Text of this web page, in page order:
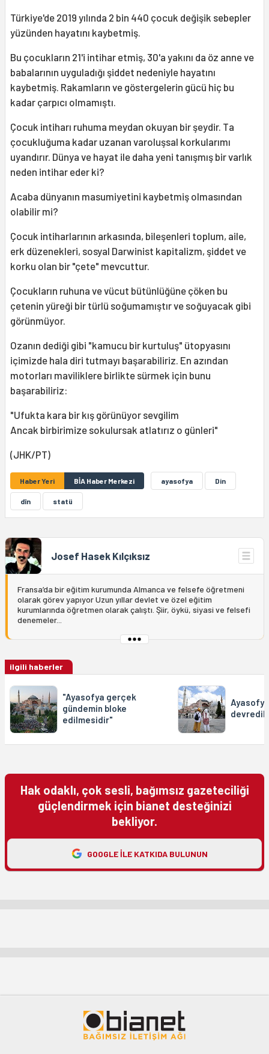
Türkiye'de 2019 yılında 2 bin 440 çocuk değişik sebepler
yüzünden hayatını kaybetmiş.
Bu çocukların 21'i intihar etmiş, 30'a yakını da öz anne ve
babalarının uyguladığı şiddet nedeniyle hayatını
kaybetmiş. Rakamların ve göstergelerin gücü hiç bu
kadar çarpıcı olmamıştı.
Çocuk intiharı ruhuma meydan okuyan bir şeydir. Ta
çocukluğuma kadar uzanan varoluşsal korkularımı
uyandırır. Dünya ve hayat ile daha yeni tanışmış bir varlık
neden intihar eder ki?
Acaba dünyanın masumiyetini kaybetmiş olmasından
olabilir mi?
Çocuk intiharlarının arkasında, bileşenleri toplum, aile,
erk düzenekleri, sosyal Darwinist kapitalizm, şiddet ve
korku olan bir "çete" mevcuttur.
Çocukların ruhuna ve vücut bütünlüğüne çöken bu
çetenin yüreği bir türlü soğumamıştır ve soğuyacak gibi
görünmüyor.
Ozanın dediği gibi "kamucu bir kurtuluş" ütopyasını
içimizde hala diri tutmayı başarabiliriz. En azından
motorları maviliklere birlikte sürmek için bunu
başarabiliriz:
"Ufukta kara bir kış görünüyor sevgilim
Ancak birbirimize sokulursak atlatırız o günleri"
(JHK/PT)
Haber Yeri BİA Haber Merkezi ayasofya Din
dîn statü
Josef Hasek Kılçıksız
Fransa’da bir eğitim kurumunda Almanca ve felsefe öğretmeni
olarak görev yapıyor Uzun yıllar devlet ve özel eğitim
kurumlarında öğretmen olarak çalıştı. Şiir, öykü, siyasi ve felsefi
denemeler...
ilgili haberler
"Ayasofya gerçek
gündemin bloke
edilmesidir"
Hak odaklı, çok sesli, bağımsız gazeteciliği
güçlendirmek için bianet desteğinizi
bekliyor.
GOOGLE ILE KATKIDA BULUNUN